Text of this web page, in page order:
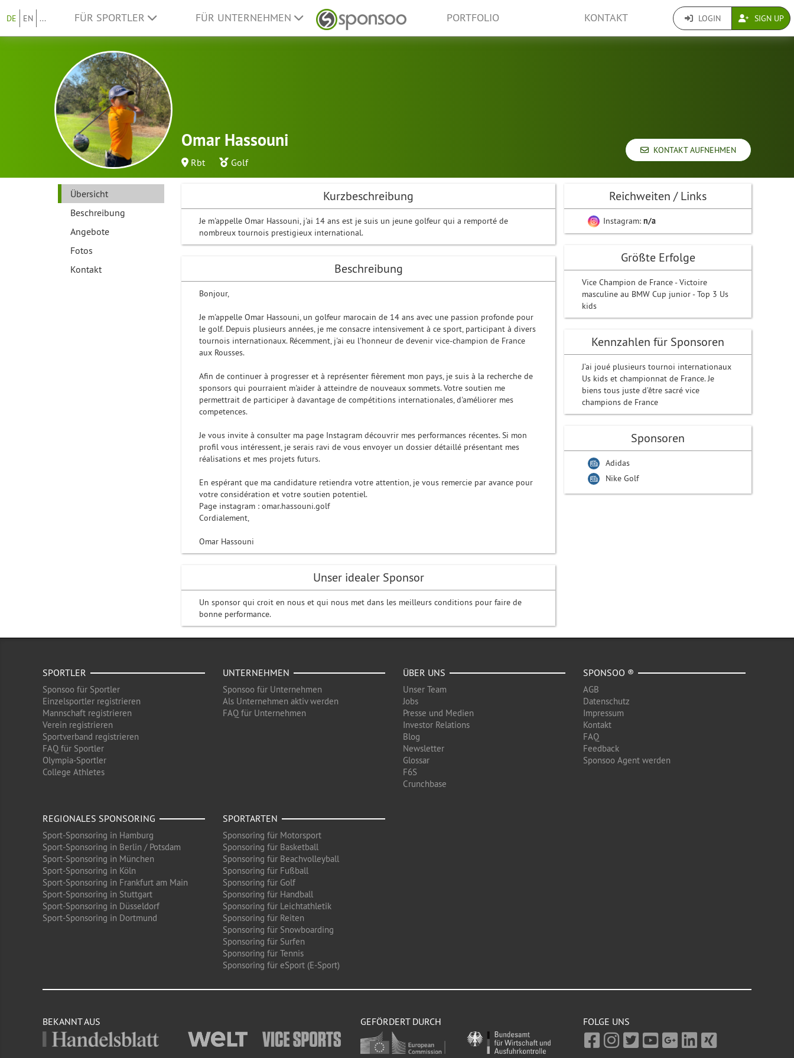
DE EN ... FÜR SPORTLER FÜR UNTERNEHMEN PORTFOLIO KONTAKT LOGIN SIGN UP
Omar Hassouni
Rbt Golf
KONTAKT AUFNEHMEN
Übersicht
Beschreibung
Angebote
Fotos
Kontakt
Kurzbeschreibung
Je m'appelle Omar Hassouni, j'ai 14 ans est je suis un jeune golfeur qui a remporté de
nombreux tournois prestigieux international.
Beschreibung
Bonjour,
Je m'appelle Omar Hassouni, un golfeur marocain de 14 ans avec une passion profonde pour
le golf. Depuis plusieurs années, je me consacre intensivement à ce sport, participant à divers
tournois internationaux. Récemment, j'ai eu l'honneur de devenir vice-champion de France
aux Rousses.
Afin de continuer à progresser et à représenter fièrement mon pays, je suis à la recherche de
sponsors qui pourraient m'aider à atteindre de nouveaux sommets. Votre soutien me
permettrait de participer à davantage de compétitions internationales, d'améliorer mes
competences.
Je vous invite à consulter ma page Instagram découvrir mes performances récentes. Si mon
profil vous intéressent, je serais ravi de vous envoyer un dossier détaillé présentant mes
réalisations et mes projets futurs.
En espérant que ma candidature retiendra votre attention, je vous remercie par avance pour
votre considération et votre soutien potentiel.
Page instagram : omar.hassouni.golf
Cordialement,
Omar Hassouni
Unser idealer Sponsor
Un sponsor qui croit en nous et qui nous met dans les meilleurs conditions pour faire de
bonne performance.
Reichweiten / Links
Instagram:n/a
Größte Erfolge
Vice Champion de France - Victoire
masculine au BMW Cup junior - Top 3 Us
kids
Kennzahlen für Sponsoren
J’ai joué plusieurs tournoi internationaux
Us kids et championnat de France. Je
biens tous juste d’être sacré vice
champions de France
Sponsoren
Adidas
Nike Golf
SPORTLER
Sponsoo für Sportler
Einzelsportler registrieren
Mannschaft registrieren
Verein registrieren
Sportverband registrieren
FAQ für Sportler
Olympia-Sportler
College Athletes
UNTERNEHMEN
Sponsoo für Unternehmen
Als Unternehmen aktiv werden
FAQ für Unternehmen
ÜBER UNS
Unser Team
Jobs
Presse und Medien
Investor Relations
Blog
Newsletter
Glossar
F6S
Crunchbase
SPONSOO ®
AGB
Datenschutz
Impressum
Kontakt
FAQ
Feedback
Sponsoo Agent werden
REGIONALES SPONSORING
Sport-Sponsoring in Hamburg
Sport-Sponsoring in Berlin / Potsdam
Sport-Sponsoring in München
Sport-Sponsoring in Köln
Sport-Sponsoring in Frankfurt am Main
Sport-Sponsoring in Stuttgart
Sport-Sponsoring in Düsseldorf
Sport-Sponsoring in Dortmund
SPORTARTEN
Sponsoring für Motorsport
Sponsoring für Basketball
Sponsoring für Beachvolleyball
Sponsoring für Fußball
Sponsoring für Golf
Sponsoring für Handball
Sponsoring für Leichtathletik
Sponsoring für Reiten
Sponsoring für Snowboarding
Sponsoring für Surfen
Sponsoring für Tennis
Sponsoring für eSport (E-Sport)
BEKANNT AUS GEFÖRDERT DURCH FOLGE UNS